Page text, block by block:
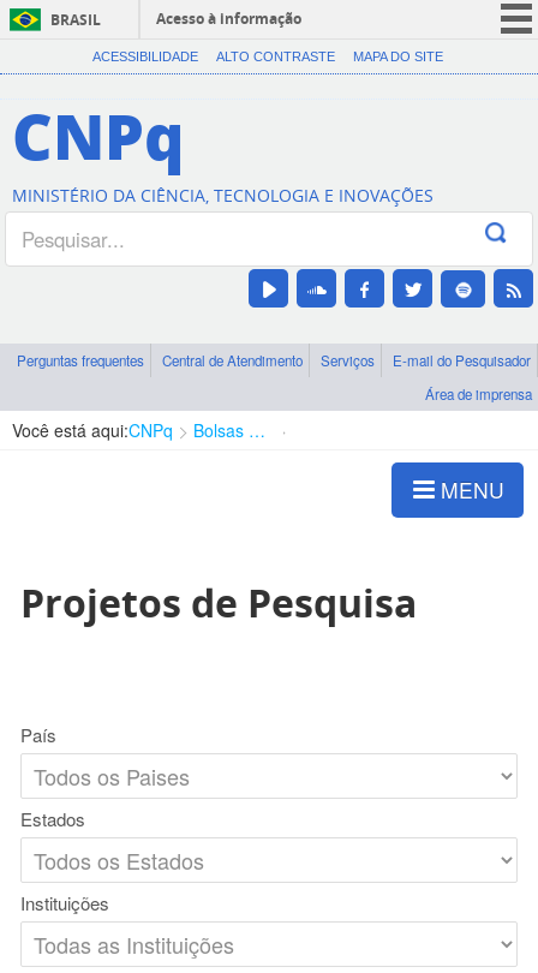
BRASIL
Acesso à informação
CORONAVÍRUS (COVID-19)
Canais
ACESSIBILIDADE ALTO CONTRASTE MAPA DO SITE
CNPq
MINISTÉRIO DA CIÊNCIA, TECNOLOGIA E INOVAÇÕES
Perguntas frequentes Central de Atendimento Serviços
E-mail do Pesquisador
Área de imprensa
Você está aqui:CNPq Bolsas e Auxílios Vigentes
MENU
Projetos de Pesquisa
País
Estados
Instituições